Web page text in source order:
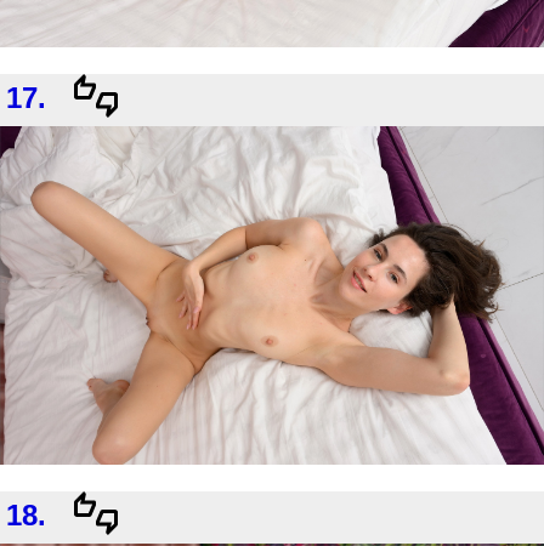
17.
18.